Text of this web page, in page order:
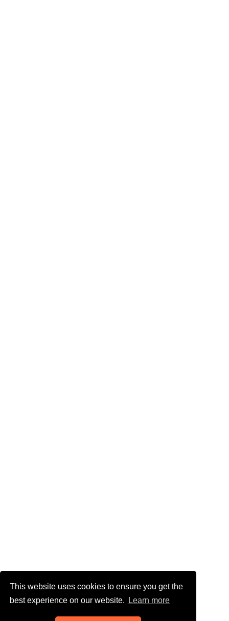
This website uses cookies to ensure you get the
best experience on our website.
Learn more